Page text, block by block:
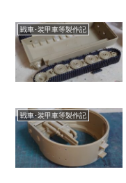
戦車･装甲車等製作記
戦車･装甲車等製作記